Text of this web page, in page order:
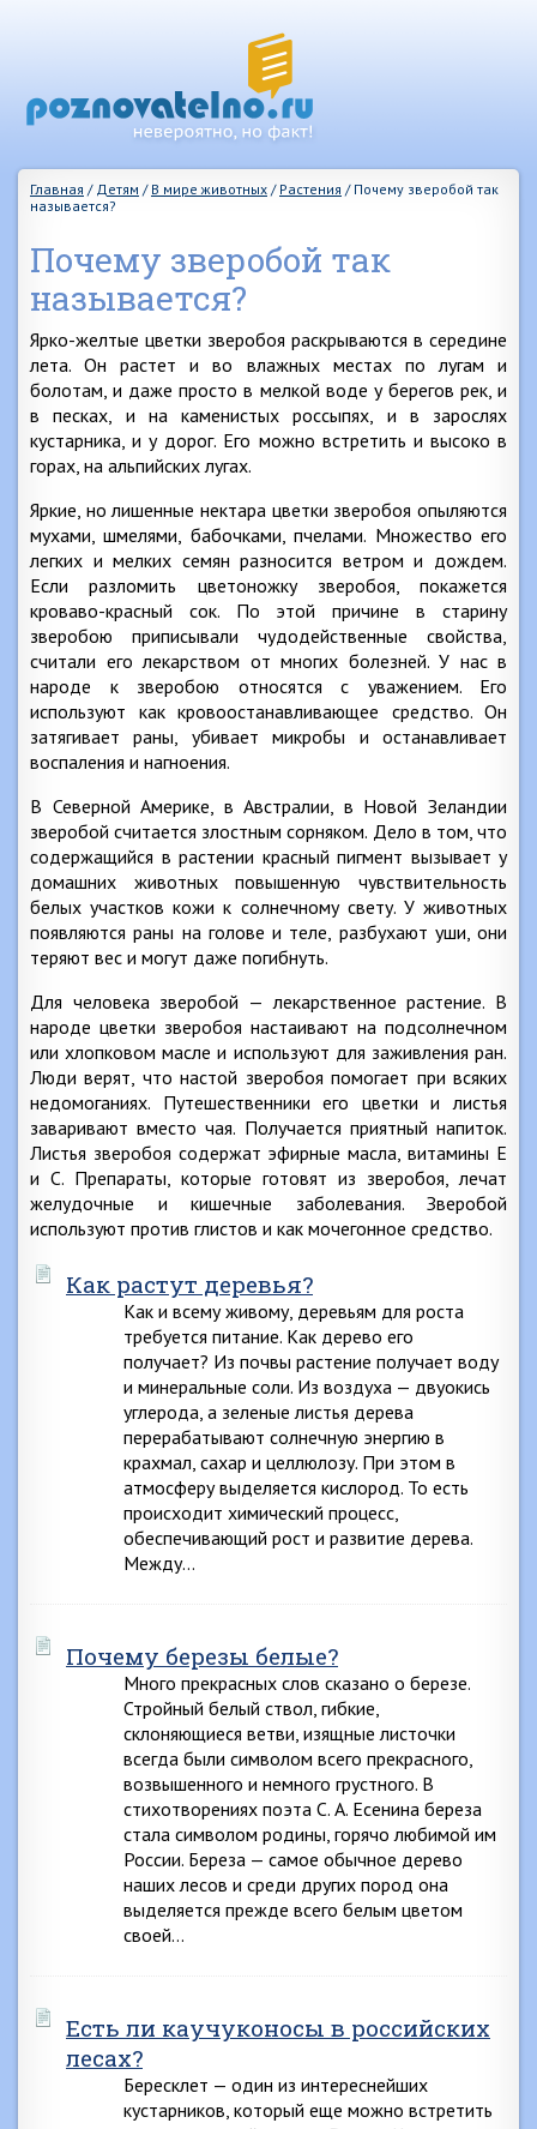
Главная / Детям / В мире животных / Растения / Почему зверобой так
называется?
Почему зверобой так
называется?
Ярко-желтые цветки зверобоя раскрываются в середине
лета. Он растет и во влажных местах по лугам и
болотам, и даже просто в мелкой воде у берегов рек, и
в песках, и на каменистых россыпях, и в зарослях
кустарника, и у дорог. Его можно встретить и высоко в
горах, на альпийских лугах.
Яркие, но лишенные нектара цветки зверобоя опыляются
мухами, шмелями, бабочками, пчелами. Множество его
легких и мелких семян разносится ветром и дождем.
Если разломить цветоножку зверобоя, покажется
кроваво-красный сок. По этой причине в старину
зверобою приписывали чудодейственные свойства,
считали его лекарством от многих болезней. У нас в
народе к зверобою относятся с уважением. Его
используют как кровоостанавливающее средство. Он
затягивает раны, убивает микробы и останавливает
воспаления и нагноения.
В Северной Америке, в Австралии, в Новой Зеландии
зверобой считается злостным сорняком. Дело в том, что
содержащийся в растении красный пигмент вызывает у
домашних животных повышенную чувствительность
белых участков кожи к солнечному свету. У животных
появляются раны на голове и теле, разбухают уши, они
теряют вес и могут даже погибнуть.
Для человека зверобой — лекарственное растение. В
народе цветки зверобоя настаивают на подсолнечном
или хлопковом масле и используют для заживления ран.
Люди верят, что настой зверобоя помогает при всяких
недомоганиях. Путешественники его цветки и листья
заваривают вместо чая. Получается приятный напиток.
Листья зверобоя содержат эфирные масла, витамины Е
и С. Препараты, которые готовят из зверобоя, лечат
желудочные и кишечные заболевания. Зверобой
используют против глистов и как мочегонное средство.
Как растут деревья?
Как и всему живому, деревьям для роста
требуется питание. Как дерево его
получает? Из почвы растение получает воду
и минеральные соли. Из воздуха — двуокись
углерода, а зеленые листья дерева
перерабатывают солнечную энергию в
крахмал, сахар и целлюлозу. При этом в
атмосферу выделяется кислород. То есть
происходит химический процесс,
обеспечивающий рост и развитие дерева.
Между…
Почему березы белые?
Много прекрасных слов сказано о березе.
Стройный белый ствол, гибкие,
склоняющиеся ветви, изящные листочки
всегда были символом всего прекрасного,
возвышенного и немного грустного. В
стихотворениях поэта С. А. Есенина береза
стала символом родины, горячо любимой им
России. Береза — самое обычное дерево
наших лесов и среди других пород она
выделяется прежде всего белым цветом
своей…
Есть ли каучуконосы в российских
лесах?
Бересклет — один из интереснейших
кустарников, который еще можно встретить